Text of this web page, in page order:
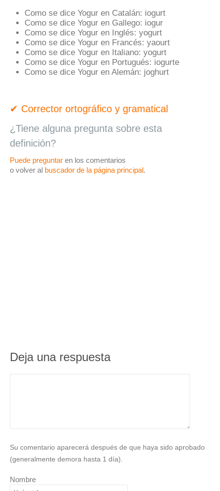
Como se dice Yogur en Catalán: iogurt
Como se dice Yogur en Gallego: iogur
Como se dice Yogur en Inglés: yogurt
Como se dice Yogur en Francés: yaourt
Como se dice Yogur en Italiano: yogurt
Como se dice Yogur en Portugués: iogurte
Como se dice Yogur en Alemán: joghurt
✔ Corrector ortográfico y gramatical
¿Tiene alguna pregunta sobre esta
definición?
Puede preguntar en los comentarios
o volver al buscador de la página principal.
Deja una respuesta
Su comentario aparecerá después de que haya sido aprobado
(generalmente demora hasta 1 día).
Nombre